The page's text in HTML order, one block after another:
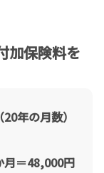
加保険料を
年の月数）
＝48,000円